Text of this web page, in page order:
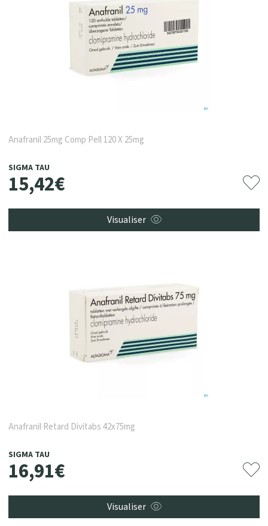
Anafranil 25mg Comp Pell 120 X 25mg
SIGMA TAU
15,42€
Visualiser
Anafranil Retard Divitabs 42x75mg
SIGMA TAU
16,91€
Visualiser